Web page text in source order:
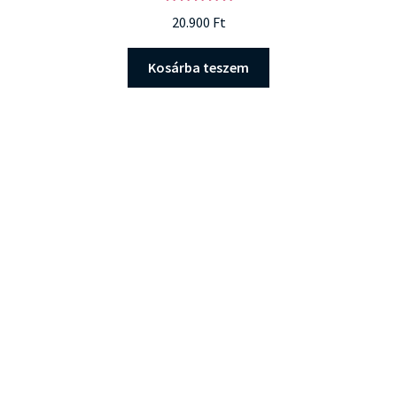
20.900 Ft
Kosárba teszem